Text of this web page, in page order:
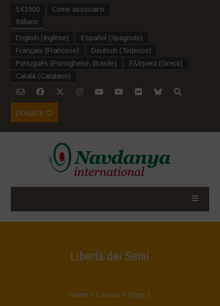
5X1000
Come associarsi
Italiano
English (Inglese) Español (Spagnolo)
Français (Francese) Deutsch (Tedesco)
Português (Portoghese, Brasile) Ελληνικα (Greco)
Català (Catalano)
DONATE
Libertà dei Semi
Home > Causes > Page 2